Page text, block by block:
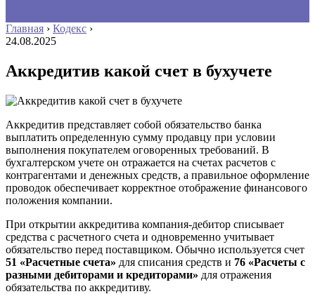
Главная › Кодекс ›
24.08.2025
Аккредитив какой счет в бухучете
Аккредитив представляет собой обязательство банка
выплатить определенную сумму продавцу при условии
выполнения покупателем оговоренных требований. В
бухгалтерском учете он отражается на счетах расчетов с
контрагентами и денежных средств, а правильное оформление
проводок обеспечивает корректное отображение финансового
положения компании.
При открытии аккредитива компания-дебитор списывает
средства с расчетного счета и одновременно учитывает
обязательство перед поставщиком. Обычно используется счет
51 «Расчетные счета» для списания средств и 76 «Расчеты с
разными дебиторами и кредиторами» для отражения
обязательства по аккредитиву.